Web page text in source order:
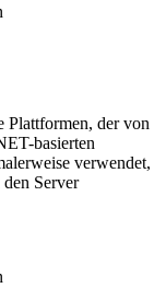
Plattformen, der von
basierten
verwendet,
Server